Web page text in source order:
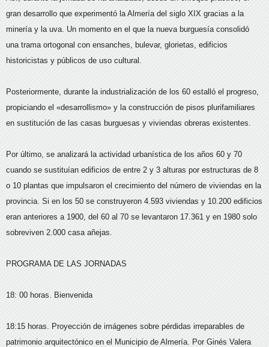
gran desarrollo que experimentó la Almería del siglo XIX gracias a la
minería y la uva. Un momento en el que la nueva burguesía consolidó
una trama ortogonal con ensanches, bulevar, glorietas, edificios
historicistas y públicos de uso cultural.
Posteriormente, durante la industrialización de los 60 estalló el progreso,
propiciando el «desarrollismo» y la construcción de pisos plurifamiliares
en sustitución de las casas burguesas y viviendas obreras existentes.
Por último, se analizará la actividad urbanística de los años 60 y 70
cuando se sustituían edificios de entre 2 y 3 alturas por estructuras de 8
o 10 plantas que impulsaron el crecimiento del número de viviendas en la
provincia. Si en los 50 se construyeron 4.593 viviendas y 10.200 edificios
eran anteriores a 1900, del 60 al 70 se levantaron 17.361 y en 1980 solo
sobreviven 2.000 casa añejas.
PROGRAMA DE LAS JORNADAS
18: 00 horas. Bienvenida
18:15 horas. Proyección de imágenes sobre pérdidas irreparables de
patrimonio arquitectónico en el Municipio de Almería. Por Ginés Valera